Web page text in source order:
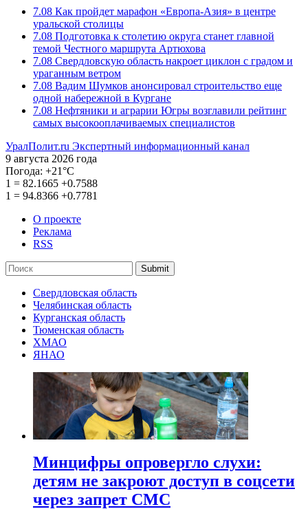
7.08 Как пройдет марафон «Европа-Азия» в центре
уральской столицы
7.08 Подготовка к столетию округа станет главной
темой Честного маршрута Артюхова
7.08 Свердловскую область накроет циклон с градом и
ураганным ветром
7.08 Вадим Шумков анонсировал строительство еще
одной набережной в Кургане
7.08 Нефтяники и аграрии Югры возглавили рейтинг
самых высокооплачиваемых специалистов
УралПолит.ru Экспертный информационный канал
9 августа 2026 года
Погода: +21°С
1 = 82.1665 +0.7588
1 = 94.8366 +0.7781
О проекте
Реклама
RSS
Submit
Свердловская область
Челябинская область
Курганская область
Тюменская область
ХМАО
ЯНАО
Минцифры опровергло слухи:
детям не закроют доступ в соцсети
через запрет СМС